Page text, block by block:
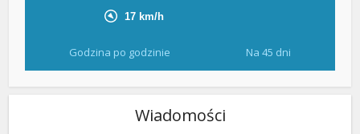
Godzina po godzinie Na 45 dni
Wiadomości